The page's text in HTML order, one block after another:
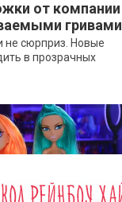
от компании
гривами
не сюрприз. Новые
в прозрачных